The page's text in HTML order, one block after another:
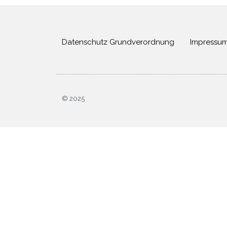
Datenschutz Grundverordnung
© 2025